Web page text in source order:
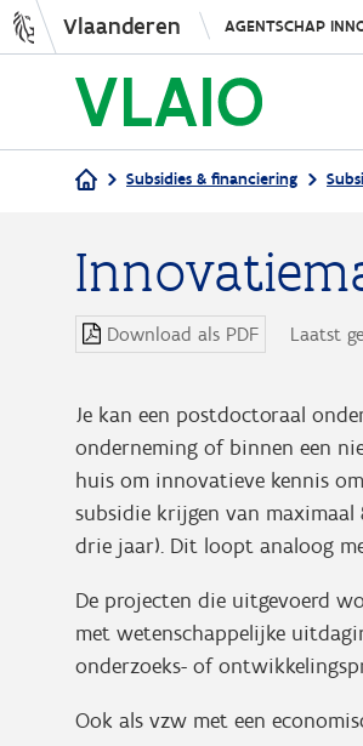
Vlaanderen AGENTSCHAP
Kruimelpad
Subsidies & financiering
Download als PDF Laatst
Je kan een postdoctoraal
onderneming of binnen een
huis om innovatieve kennis
subsidie krijgen van maximaal
drie jaar). Dit loopt analoog
De projecten die uitgevoerd
met wetenschappelijke
onderzoeks- of
Ook als vzw met een